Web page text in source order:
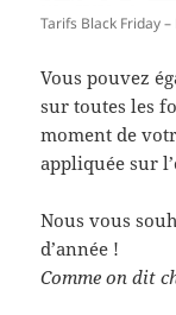
Tarifs Black Friday –
Vous pouvez
sur toutes les
moment de
appliquée sur
Nous vous
d’année !
Comme on dit